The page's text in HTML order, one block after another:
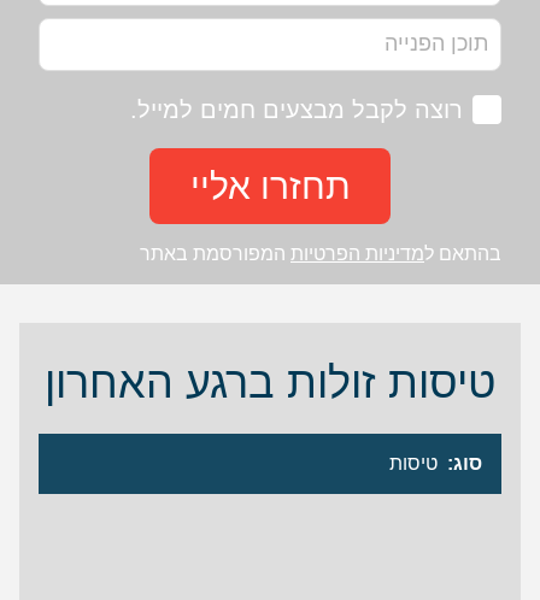
רוצה לקבל מבצעים חמים למייל.
תחזרו אליי
בהתאם למדיניות הפרטיות המפורסמת באתר
טיסות זולות ברגע האחרון
סוג